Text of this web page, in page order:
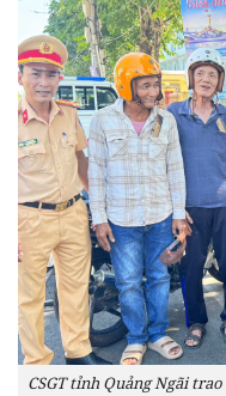
CSGT tỉnh Quảng Ngãi